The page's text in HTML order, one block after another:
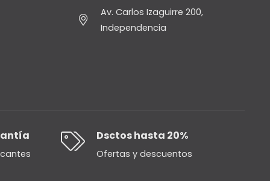
Av. Carlos Izaguirre 200,
Independencia
Dsctos hasta 20%
Ofertas y descuentos